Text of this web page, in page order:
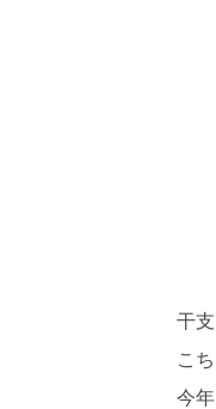
干
こ
今